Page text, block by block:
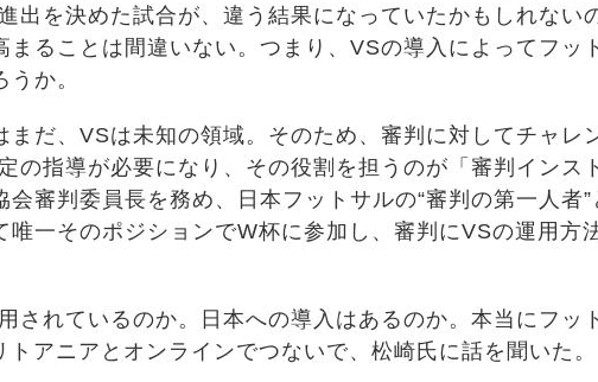
出を決めた試合が、違う結果になっていたかもしれない
まることは間違いない。つまり、VSの導入によってフッ
か。
まだ、VSは未知の領域。そのため、審判に対してチャレ
の指導が必要になり、その役割を担うのが「審判インス
審判委員長を務め、日本フットサルの“審判の第一人者”
唯一そのポジションでW杯に参加し、審判にVSの運用方
されているのか。日本への導入はあるのか。本当にフッ
アニアとオンラインでつないで、松崎氏に話を聞いた。